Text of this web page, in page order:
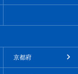
京都府